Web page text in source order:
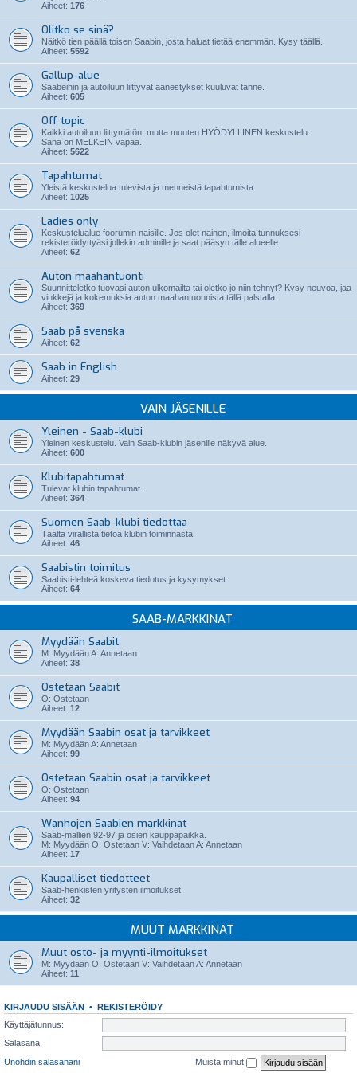
Aiheet: 176
Olitko se sinä?
Näitkö tien päällä toisen Saabin, josta haluat tietää enemmän. Kysy täällä.
Aiheet: 5592
Gallup-alue
Saabeihin ja autoiluun liittyvät äänestykset kuuluvat tänne.
Aiheet: 605
Off topic
Kaikki autoiluun liittymätön, mutta muuten HYÖDYLLINEN keskustelu.
Sana on MELKEIN vapaa.
Aiheet: 5622
Tapahtumat
Yleistä keskustelua tulevista ja menneistä tapahtumista.
Aiheet: 1025
Ladies only
Keskustelualue foorumin naisille. Jos olet nainen, ilmoita tunnuksesi
rekisteröidyttyäsi jollekin adminille ja saat pääsyn tälle alueelle.
Aiheet: 62
Auton maahantuonti
Suunnitteletko tuovasi auton ulkomailta tai oletko jo niin tehnyt? Kysy neuvoa, jaa
vinkkejä ja kokemuksia auton maahantuonnista tällä palstalla.
Aiheet: 369
Saab på svenska
Aiheet: 62
Saab in English
Aiheet: 29
VAIN JÄSENILLE
Yleinen - Saab-klubi
Yleinen keskustelu. Vain Saab-klubin jäsenille näkyvä alue.
Aiheet: 600
Klubitapahtumat
Tulevat klubin tapahtumat.
Aiheet: 364
Suomen Saab-klubi tiedottaa
Täältä virallista tietoa klubin toiminnasta.
Aiheet: 46
Saabistin toimitus
Saabisti-lehteä koskeva tiedotus ja kysymykset.
Aiheet: 64
SAAB-MARKKINAT
Myydään Saabit
M: Myydään A: Annetaan
Aiheet: 38
Ostetaan Saabit
O: Ostetaan
Aiheet: 12
Myydään Saabin osat ja tarvikkeet
M: Myydään A: Annetaan
Aiheet: 99
Ostetaan Saabin osat ja tarvikkeet
O: Ostetaan
Aiheet: 94
Wanhojen Saabien markkinat
Saab-mallien 92-97 ja osien kauppapaikka.
M: Myydään O: Ostetaan V: Vaihdetaan A: Annetaan
Aiheet: 17
Kaupalliset tiedotteet
Saab-henkisten yritysten ilmoitukset
Aiheet: 32
MUUT MARKKINAT
Muut osto- ja myynti-ilmoitukset
M: Myydään O: Ostetaan V: Vaihdetaan A: Annetaan
Aiheet: 11
KIRJAUDU SISÄÄN • REKISTERÖIDY
Käyttäjätunnus:
Salasana:
Unohdin salasanani
Muista minut